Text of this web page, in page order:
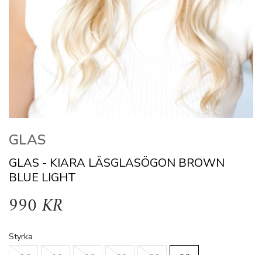
GLAS
GLAS - KIARA LÄSGLASÖGON BROWN
BLUE LIGHT
990 KR
Styrka